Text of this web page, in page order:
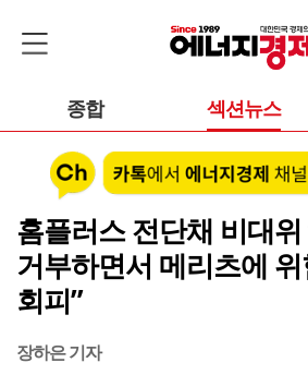
종합 섹션뉴스
홈플러스 전단채 비대
거부하면서 메리츠에
회피”
장하은 기자